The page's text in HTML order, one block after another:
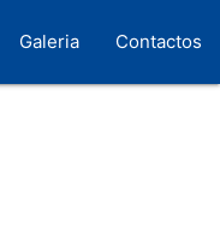
Galeria Contactos